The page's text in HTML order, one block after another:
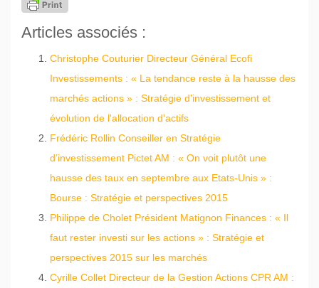
Articles associés :
Christophe Couturier Directeur Général Ecofi
Investissements : « La tendance reste à la hausse des
marchés actions » : Stratégie d'investissement et
évolution de l'allocation d'actifs
Frédéric Rollin Conseiller en Stratégie
d’investissement Pictet AM : « On voit plutôt une
hausse des taux en septembre aux Etats-Unis » :
Bourse : Stratégie et perspectives 2015
Philippe de Cholet Président Matignon Finances : « Il
faut rester investi sur les actions » : Stratégie et
perspectives 2015 sur les marchés
Cyrille Collet Directeur de la Gestion Actions CPR AM :